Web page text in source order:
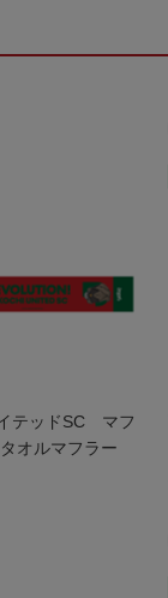
テッドSC マフ
オルマフラー